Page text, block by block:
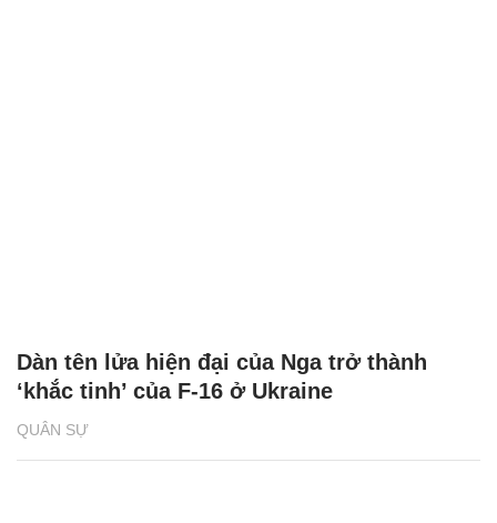
QUÂN SỰ
Dàn tên lửa hiện đại của Nga trở thành
‘khắc tinh’ của F-16 ở Ukraine